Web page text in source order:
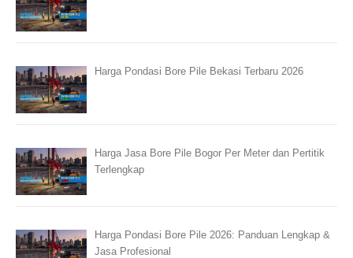
Harga Pondasi Bore Pile Bekasi Terbaru 2026
Harga Jasa Bore Pile Bogor Per Meter dan Pertitik
Terlengkap
Harga Pondasi Bore Pile 2026: Panduan Lengkap &
Jasa Profesional